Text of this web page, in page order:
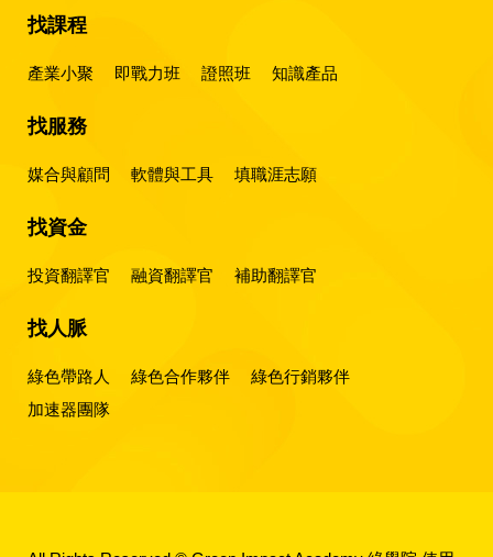
找課程
產業小聚 即戰力班 證照班 知識產品
找服務
媒合與顧問 軟體與工具 填職涯志願
找資金
投資翻譯官 融資翻譯官 補助翻譯官
找人脈
綠色帶路人 綠色合作夥伴
綠色行銷夥伴
加速器團隊